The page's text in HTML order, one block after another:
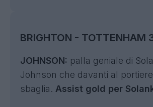
BRIGHTON - TOTTENHAM
JOHNSON: palla geniale di
Johnson che davanti al
sbaglia. Assist gold per